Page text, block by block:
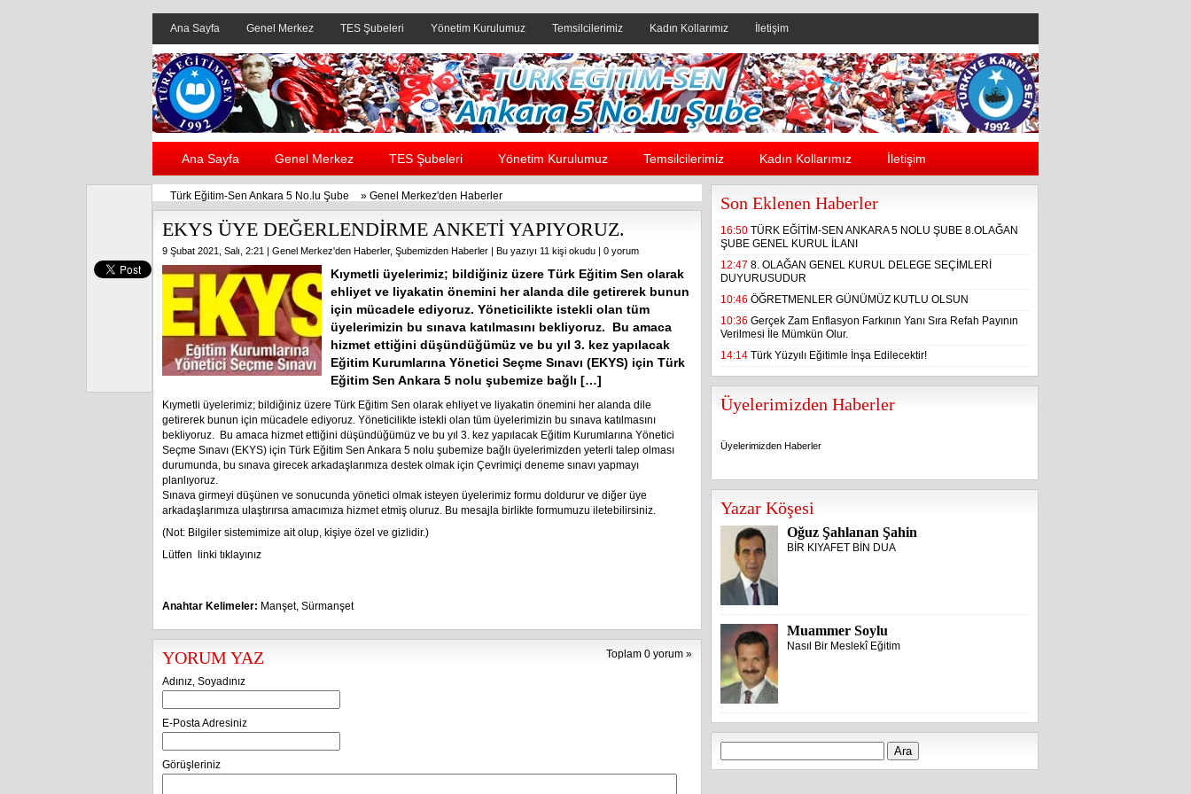
Ana Sayfa Genel Merkez TES Şubeleri Yönetim Kurulumuz Temsilcilerimiz Kadın Kollarımız İletişim
Header yanı reklam alanı
Ana Sayfa Genel Merkez TES Şubeleri Yönetim Kurulumuz Temsilcilerimiz Kadın Kollarımız İletişim
Türk Eğitim-Sen Ankara 5 No.lu Şube » Genel Merkez'den Haberler
EKYS ÜYE DEĞERLENDİRME ANKETİ YAPIYORUZ.
9 Şubat 2021, Salı, 2:21 | Genel Merkez'den Haberler, Şubemizden Haberler | Bu yazıyı 11 kişi okudu | 0 yorum
Kıymetli üyelerimiz; bildiğiniz üzere Türk Eğitim Sen olarak
ehliyet ve liyakatin önemini her alanda dile getirerek bunun
için mücadele ediyoruz. Yöneticilikte istekli olan tüm
üyelerimizin bu sınava katılmasını bekliyoruz. Bu amaca
hizmet ettiğini düşündüğümüz ve bu yıl 3. kez yapılacak
Eğitim Kurumlarına Yönetici Seçme Sınavı (EKYS) için Türk
Eğitim Sen Ankara 5 nolu şubemize bağlı […]
Kıymetli üyelerimiz; bildiğiniz üzere Türk Eğitim Sen olarak ehliyet ve liyakatin önemini her alanda dile
getirerek bunun için mücadele ediyoruz. Yöneticilikte istekli olan tüm üyelerimizin bu sınava katılmasını
bekliyoruz. Bu amaca hizmet ettiğini düşündüğümüz ve bu yıl 3. kez yapılacak Eğitim Kurumlarına Yönetici
Seçme Sınavı (EKYS) için Türk Eğitim Sen Ankara 5 nolu şubemize bağlı üyelerimizden yeterli talep olması
durumunda, bu sınava girecek arkadaşlarımıza destek olmak için Çevrimiçi deneme sınavı yapmayı
planlıyoruz.
Sınava girmeyi düşünen ve sonucunda yönetici olmak isteyen üyelerimiz formu doldurur ve diğer üye
arkadaşlarımıza ulaştırırsa amacımıza hizmet etmiş oluruz. Bu mesajla birlikte formumuzu iletebilirsiniz.
(Not: Bilgiler sistemimize ait olup, kişiye özel ve gizlidir.)
Lütfen linki tıklayınız
Anahtar Kelimeler: Manşet, Sürmanşet
Toplam 0 yorum »
YORUM YAZ
Adınız, Soyadınız
E-Posta Adresiniz
Görüşleriniz
Son Eklenen Haberler
16:50 TÜRK EĞİTİM-SEN ANKARA 5 NOLU ŞUBE 8.OLAĞAN
ŞUBE GENEL KURUL İLANI
12:47 8. OLAĞAN GENEL KURUL DELEGE SEÇİMLERİ
DUYURUSUDUR
10:46 ÖĞRETMENLER GÜNÜMÜZ KUTLU OLSUN
10:36 Gerçek Zam Enflasyon Farkının Yanı Sıra Refah Payının
Verilmesi İle Mümkün Olur.
14:14 Türk Yüzyılı Eğitimle İnşa Edilecektir!
Üyelerimizden Haberler
Üyelerimizden Haberler
Yazar Köşesi
Oğuz Şahlanan Şahin
BİR KIYAFET BİN DUA
Muammer Soylu
Nasıl Bir Meslekî Eğitim
Arama: